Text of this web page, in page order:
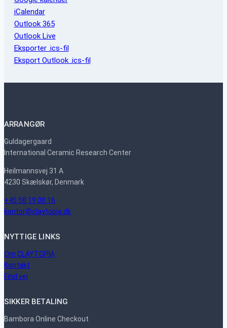
iCalendar
Outlook 365
Outlook Live
Eksporter .ics-fil
Eksport Outlook .ics-fil
ARRANGØR
Guldagergaard
International Ceramic Research Center
Heilmannsvej 31 A
4230 Skælskør, Denmark
+45 58 19 00 16
kontor@claytopia.dk
NYTTIGE LINKS
Om CLAYTOPIA
Kontakt
Find vej
SIKKER BETALING
Bambora Online Checkout